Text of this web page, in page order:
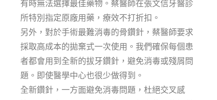
有時無法選擇最佳藥物。蔡醫師在張文信牙醫診
所特別指定原廠用藥，療效不打折扣。
另外，對於手術最難消毒的骨鑽針，蔡醫師要求
採取高成本的拋棄式一次使用。我們確保每個患
者都會用到全新的拔牙鑽針，避免消毒或殘屑問
題。即使醫學中心也很少做得到。
全新鑽針，一方面避免消毒問題，杜絕交叉感